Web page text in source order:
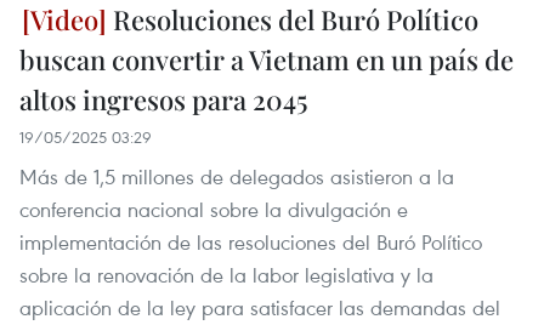
Resoluciones del Buró Político
buscan convertir a Vietnam en un país de
altos ingresos para 2045
19/05/2025 03:29
Más de 1,5 millones de delegados asistieron a la
conferencia nacional sobre la divulgación e
implementación de las resoluciones del Buró Político
sobre la renovación de la labor legislativa y la
aplicación de la ley para satisfacer las demandas del